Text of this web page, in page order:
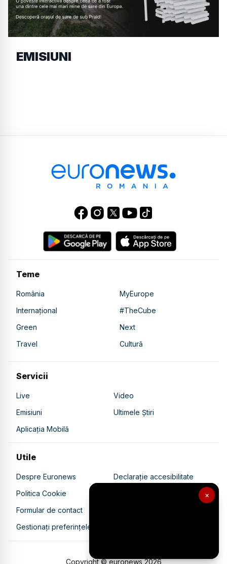
×
EMISIUNI
Teme
România
MyEurope
Internațional
#TheCube
Green
Next
Travel
Cultură
Servicii
Live
Video
Emisiuni
Ultimele Știri
Aplicația Mobilă
Utile
Despre Euronews
Declarație accesibilitate
Politica Cookie
Politica de confidențialitate
Formular de contact
Gestionați preferințele
Copyright © euronews2026